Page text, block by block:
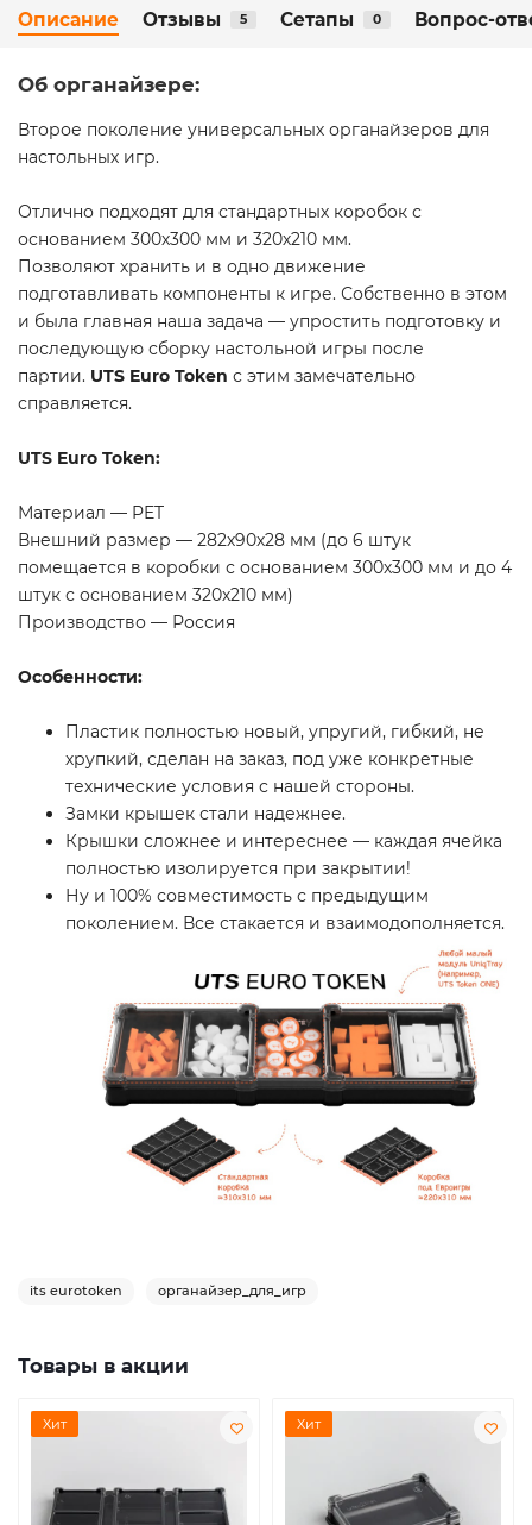
Описание Отзывы 5 Сетапы 0 Вопрос-
Об органайзере:
Второе поколение универсальных органайзеров для
настольных игр.
Отлично подходят для стандартных коробок с
основанием 300х300 мм и 320х210 мм.
Позволяют хранить и в одно движение
подготавливать компоненты к игре. Собственно в этом
и была главная наша задача — упростить подготовку и
последующую сборку настольной игры после
партии. UTS Euro Token с этим замечательно
справляется.
UTS Euro Token:
Материал — PET
Внешний размер — 282х90х28 мм (до 6 штук
помещается в коробки с основанием 300х300 мм и до 4
штук с основанием 320х210 мм)
Производство — Россия
Особенности:
Пластик полностью новый, упругий, гибкий, не
хрупкий, сделан на заказ, под уже конкретные
технические условия с нашей стороны.
Замки крышек стали надежнее.
Крышки сложнее и интереснее — каждая ячейка
полностью изолируется при закрытии!
Ну и 100% совместимость с предыдущим
поколением. Все стакается и взаимодополняется.
its eurotoken органайзер_для_игр
Товары в акции
Хит Хит